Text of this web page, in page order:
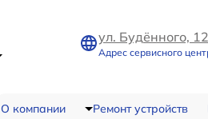
ул. Будённого,
Адрес сервисного
О компании Ремонт устройств